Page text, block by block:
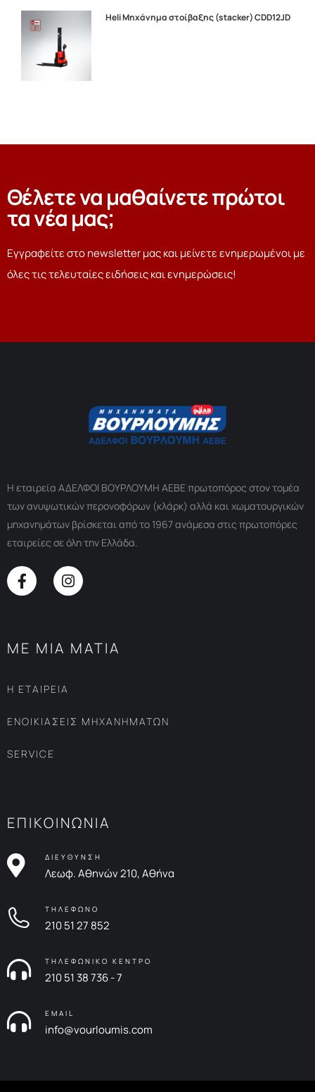
Heli Μηχάνημα στοίβαξης (stacker) CDD12JD
Θέλετε να μαθαίνετε πρώτοι
τα νέα μας;
Εγγραφείτε στο newsletter μας και μείνετε ενημερωμένοι με
όλες τις τελευταίες ειδήσεις και ενημερώσεις!
Η εταιρεία ΑΔΕΛΦΟΙ ΒΟΥΡΛΟΥΜΗ ΑΕΒΕ πρωτοπόρος στον τομέα
των ανυψωτικών περονοφόρων (κλάρκ) αλλά και χωματουργικών
μηχανημάτων βρίσκεται από το 1967 ανάμεσα στις πρωτοπόρες
εταιρείες σε όλη την Ελλάδα.
ΜΕ ΜΙΑ ΜΑΤΙΑ
Η ΕΤΑΙΡΕΙΑ
ΕΝΟΙΚΙΑΣΕΙΣ ΜΗΧΑΝΗΜΑΤΩΝ
SERVICE
ΕΠΙΚΟΙΝΩΝΙΑ
ΔΙΕΥΘΥΝΣΗ
Λεωφ. Αθηνών 210, Αθήνα
ΤΗΛΕΦΩΝΟ
210 51 27 852
ΤΗΛΕΦΩΝΙΚΟ ΚΕΝΤΡΟ
210 51 38 736 - 7
EMAIL
info@vourloumis.com